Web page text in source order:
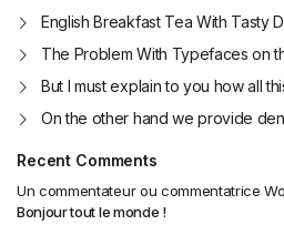
English Breakfast Tea With Tasty
The Problem With Typefaces on
But I must explain to you how all
On the other hand we provide
Recent Comments
Un commentateur ou commentatrice
Bonjour tout le monde !